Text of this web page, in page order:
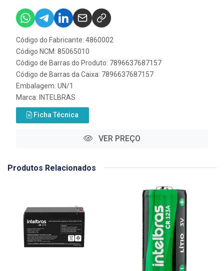
Código do Fabricante: 4860002
Código NCM: 85065010
Código de Barras do Produto: 7896637687157
Código de Barras da Caixa: 7896637687157
Embalagem: UN/1
Marca: INTELBRAS
Ficha Técnica
VER PREÇO
Produtos Relacionados